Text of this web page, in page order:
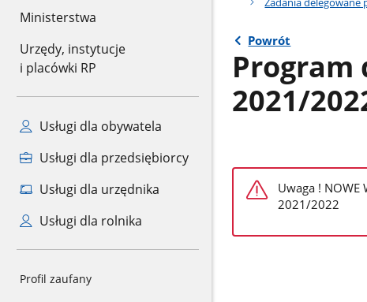
Ministerstwa
Urzędy, instytucje
i placówki RP
Usługi dla obywatela
Usługi dla przedsiębiorcy
Usługi dla urzędnika
Usługi dla rolnika
Profil zaufany
Powrót
Program
2021/
Uwaga ! NOWE
2021/2022